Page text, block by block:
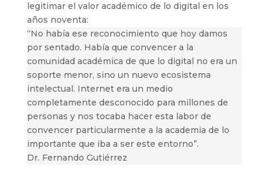
legitimar el valor académico de lo digital en los
años noventa:
“No había ese reconocimiento que hoy damos
por sentado. Había que convencer a la
comunidad académica de que lo digital no era un
soporte menor, sino un nuevo ecosistema
intelectual. Internet era un medio
completamente desconocido para millones de
personas y nos tocaba hacer esta labor de
convencer particularmente a la academia de lo
importante que iba a ser este entorno”.
Dr. Fernando Gutiérrez